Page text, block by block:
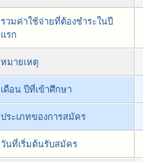
รวมค่าใช้จ่ายที่ต้องชำระในปี
แรก
หมายเหตุ
เดือน ปีที่เข้าศึกษา
ประเภทของการสมัคร
วันที่เริ่มต้นรับสมัคร